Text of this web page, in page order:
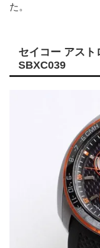
た。
セイコー アス
SBXC039